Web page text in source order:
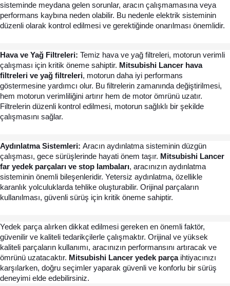
sisteminde meydana gelen sorunlar, aracın çalışmamasına veya
performans kaybına neden olabilir. Bu nedenle elektrik sisteminin
düzenli olarak kontrol edilmesi ve gerektiğinde onarılması önemlidir.
Hava ve Yağ Filtreleri: Temiz hava ve yağ filtreleri, motorun verimli
çalışması için kritik öneme sahiptir. Mitsubishi Lancer hava
filtreleri ve yağ filtreleri, motorun daha iyi performans
göstermesine yardımcı olur. Bu filtrelerin zamanında değiştirilmesi,
hem motorun verimliliğini artırır hem de motor ömrünü uzatır.
Filtrelerin düzenli kontrol edilmesi, motorun sağlıklı bir şekilde
çalışmasını sağlar.
Aydınlatma Sistemleri: Aracın aydınlatma sisteminin düzgün
çalışması, gece sürüşlerinde hayati önem taşır. Mitsubishi Lancer
far yedek parçaları ve stop lambaları, aracınızın aydınlatma
sisteminin önemli bileşenleridir. Yetersiz aydınlatma, özellikle
karanlık yolculuklarda tehlike oluşturabilir. Orijinal parçaların
kullanılması, güvenli sürüş için kritik öneme sahiptir.
Yedek parça alırken dikkat edilmesi gereken en önemli faktör,
güvenilir ve kaliteli tedarikçilerle çalışmaktır. Orijinal ve yüksek
kaliteli parçaların kullanımı, aracınızın performansını artıracak ve
ömrünü uzatacaktır. Mitsubishi Lancer yedek parça ihtiyacınızı
karşılarken, doğru seçimler yaparak güvenli ve konforlu bir sürüş
deneyimi elde edebilirsiniz.